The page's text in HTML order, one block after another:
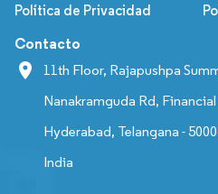
Política de Privacidad
Contacto
11th Floor, Rajapushpa
Nanakramguda Rd,
Hyderabad, Telangana -
India